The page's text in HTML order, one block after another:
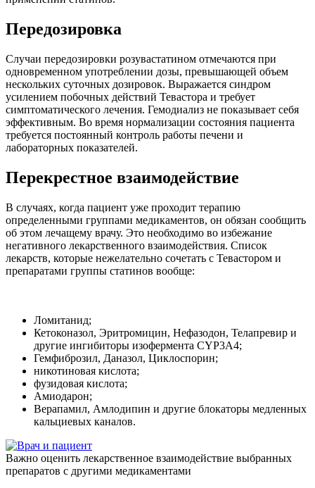
Передозировка
Случаи передозировки розувастатином отмечаются при
одновременном употреблении дозы, превышающей объем
нескольких суточных дозировок. Выражается синдром
усилением побочных действий Тевастора и требует
симптоматического лечения. Гемодиализ не показывает себя
эффективным. Во время нормализации состояния пациента
требуется постоянный контроль работы печени и
лабораторных показателей.
Перекрестное взаимодействие
В случаях, когда пациент уже проходит терапию
определенными группами медикаментов, он обязан сообщить
об этом лечащему врачу. Это необходимо во избежание
негативного лекарственного взаимодействия. Список
лекарств, которые нежелательно сочетать с Тевастором и
препаратами группы статинов вообще:
Ломитанид;
Кетоконазол, Эритромицин, Нефазодон, Телапревир и
другие ингибиторы изофермента СYР3А4;
Гемфиброзил, Даназол, Циклоспорин;
никотиновая кислота;
фузидовая кислота;
Амиодарон;
Верапамил, Амлодипин и другие блокаторы медленных
кальциевых каналов.
Важно оценить лекарственное взаимодействие выбранных
препаратов с другими медикаментами